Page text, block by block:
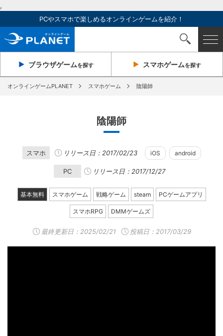
,
PCやスマホで楽しめるオンラインゲームを紹介！
ブラウザゲームを探す スマホゲームを探す
オンラインゲームPLANET スマホゲーム 陰陽師
陰陽師
スマホ リリース日：2017/02/23 iOS android
PC リリース日：2017/12/27
基本無料 スマホゲーム 戦略ゲーム steam PCゲームアプリ
スマホRPG DMMゲームズ
最終更新日： 2025/02/21 投稿日：2017/03/29